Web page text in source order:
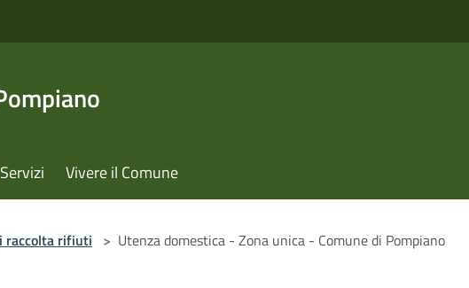
Servizi Vivere il Comune
raccolta rifiuti > Utenza domestica - Zona unica - Comune di Pompiano